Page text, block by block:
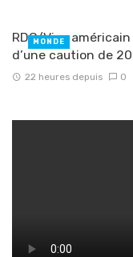
RDC/Visa
d’une caution de
22 heures depuis 0
MONDE